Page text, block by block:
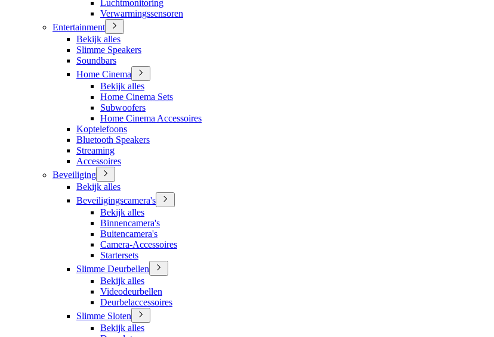
Luchtmonitoring
Verwarmingssensoren
Entertainment
Bekijk alles
Slimme Speakers
Soundbars
Home Cinema
Bekijk alles
Home Cinema Sets
Subwoofers
Home Cinema Accessoires
Koptelefoons
Bluetooth Speakers
Streaming
Accessoires
Beveiliging
Bekijk alles
Beveiligingscamera's
Bekijk alles
Binnencamera's
Buitencamera's
Camera-Accessoires
Startersets
Slimme Deurbellen
Bekijk alles
Videodeurbellen
Deurbelaccessoires
Slimme Sloten
Bekijk alles